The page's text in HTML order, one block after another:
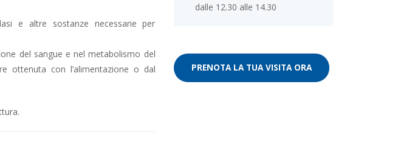
e altre sostanze necessarie per
del sangue e nel metabolismo del
ottenuta con l’alimentazione o dal
dalle 12.30 alle 14.30
PRENOTA LA TUA VISITA ORA